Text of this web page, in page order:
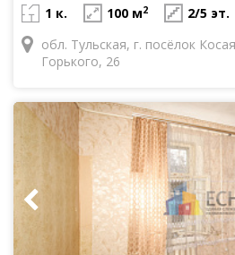
1 к. 100 м2
2/5 эт.
обл. Тульская, г. посёлок
Горького, 26